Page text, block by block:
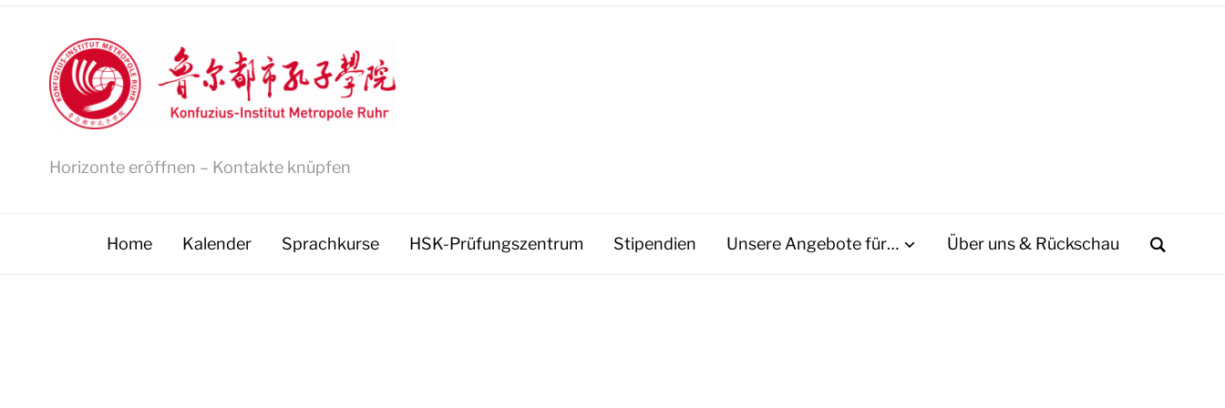
Horizonte eröffnen – Kontakte knüpfen
Home Kalender Sprachkurse HSK-Prüfungszentrum Stipendien Unsere Angebote für… Über uns & Rückschau